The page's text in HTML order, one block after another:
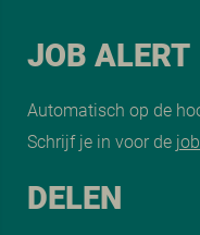
JOB ALERT
Automatisch op de
Schrijf je in voor de
DELEN